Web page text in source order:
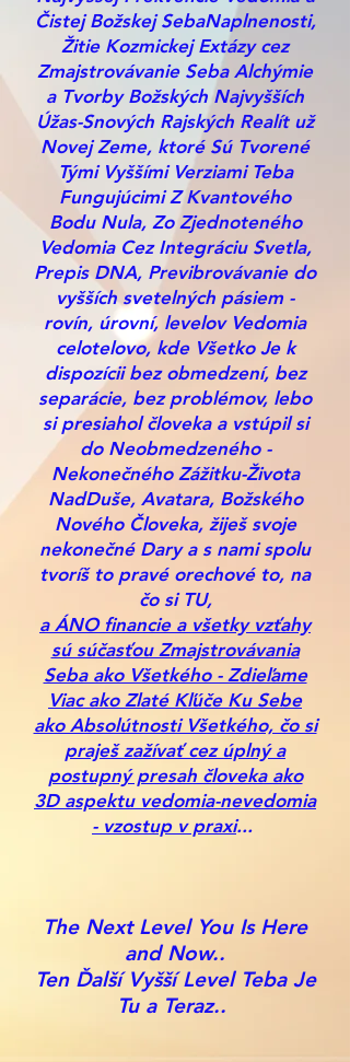
Čistej Božskej SebaNaplnenosti,
Žitie Kozmickej Extázy cez
Zmajstrovávanie Seba Alchýmie
a Tvorby Božských Najvyšších
Úžas-Snových Rajských Realít už
Novej Zeme, ktoré Sú Tvorené
Tými Vyššími Verziami Teba
Fungujúcimi Z Kvantového
Bodu Nula, Zo Zjednoteného
Vedomia Cez Integráciu Svetla,
Prepis DNA, Previbrovávanie do
vyšších svetelných pásiem -
rovín, úrovní, levelov Vedomia
celotelovo, kde Všetko Je k
dispozícii bez obmedzení, bez
separácie, bez problémov, lebo
si presiahol človeka a vstúpil si
do Neobmedzeného -
Nekonečného Zážitku-Života
NadDuše, Avatara, Božského
Nového Človeka, žiješ svoje
nekonečné Dary a s nami spolu
tvoríš to pravé orechové to, na
čo si TU,
a ÁNO financie a všetky vzťahy
sú súčasťou Zmajstrovávania
Seba ako Všetkého - Zdieľame
Viac ako Zlaté Kľúče Ku Sebe
ako Absolútnosti Všetkého, čo si
praješ zažívať cez úplný a
postupný presah človeka ako
3D aspektu vedomia-nevedomia
- vzostup v praxi...
The Next Level You Is Here
and Now..
Ten Ďalší Vyšší Level Teba Je
Tu a Teraz..